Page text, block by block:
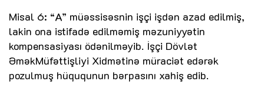
Misal 6: “A” müəssisəsnin işçi işdən azad edilmiş,
lakin ona istifadə edilməmiş məzuniyyətin
kompensasiyası ödənilməyib. İşçi Dövlət
ƏməkMüfəttişliyi Xidmətinə müraciət edərək
pozulmuş hüququnun bərpasını xahiş edib.